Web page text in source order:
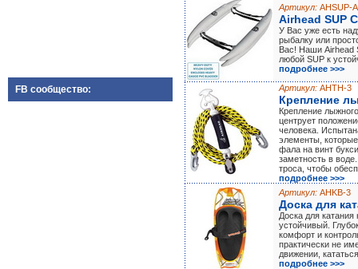
FB сообщество:
Артикул: AHSUP-
Airhead SUP
У Вас уже есть
рыбалку или
Вас! Наши Airhead
любой SUP к
подробнее >>>
Артикул: AHTH-3
Крепление
Крепление
центрует
человека.
элементы,
фала на винт
заметность в
троса, чтобы
подробнее >>>
Артикул: AHKB-3
Доска для
Доска для
устойчивый.
комфорт и
практически не
движении,
подробнее >>>